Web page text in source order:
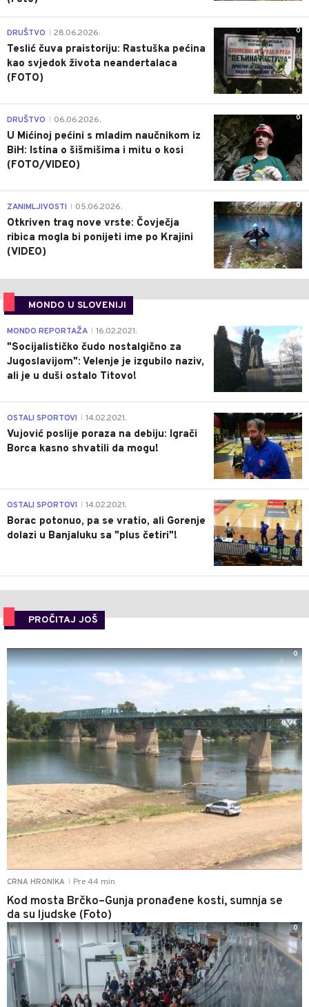
0
DRUŠTVO 28.06.2026.
Teslić čuva praistoriju: Rastuška pećina
kao svjedok života neandertalaca
(FOTO)
0
DRUŠTVO 06.06.2026.
U Mićinoj pećini s mladim naučnikom iz
BiH: Istina o šišmišima i mitu o kosi
(FOTO/VIDEO)
0
ZANIMLJIVOSTI 05.06.2026.
Otkriven trag nove vrste: Čovječja
ribica mogla bi ponijeti ime po Krajini
(VIDEO)
MONDO U SLOVENIJI
4
MONDO REPORTAŽA 16.02.2021.
"Socijalističko čudo nostalgično za
Jugoslavijom": Velenje je izgubilo naziv,
ali je u duši ostalo Titovo!
1
OSTALI SPORTOVI 14.02.2021.
Vujović poslije poraza na debiju: Igrači
Borca kasno shvatili da mogu!
3
OSTALI SPORTOVI 14.02.2021.
Borac potonuo, pa se vratio, ali Gorenje
dolazi u Banjaluku sa "plus četiri"!
PROČITAJ JOŠ
CRNA HRONIKA Pre 44 min
Kod mosta Brčko–Gunja pronađene kosti, sumnja se
da su ljudske (Foto)
0
0